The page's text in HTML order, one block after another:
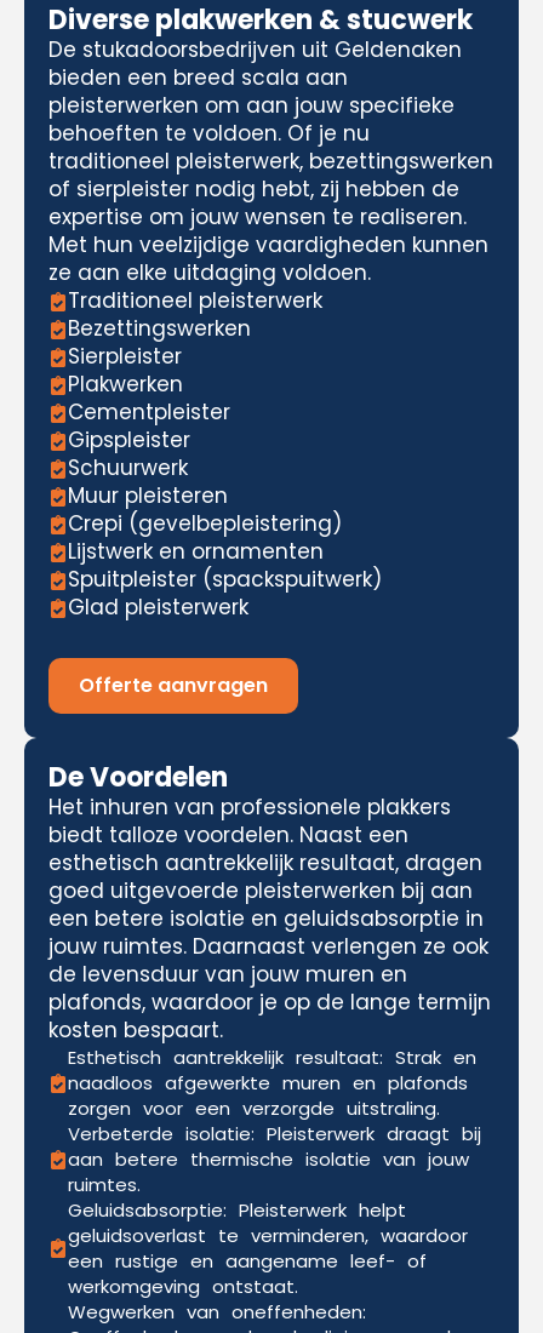
Diverse plakwerken & stucwerk
De stukadoorsbedrijven uit Geldenaken
bieden een breed scala aan
pleisterwerken om aan jouw specifieke
behoeften te voldoen. Of je nu
traditioneel pleisterwerk, bezettingswerken
of sierpleister nodig hebt, zij hebben de
expertise om jouw wensen te realiseren.
Met hun veelzijdige vaardigheden kunnen
ze aan elke uitdaging voldoen.
Traditioneel pleisterwerk
Bezettingswerken
Sierpleister
Plakwerken
Cementpleister
Gipspleister
Schuurwerk
Muur pleisteren
Crepi (gevelbepleistering)
Lijstwerk en ornamenten
Spuitpleister (spackspuitwerk)
Glad pleisterwerk
Offerte aanvragen
De Voordelen
Het inhuren van professionele plakkers
biedt talloze voordelen. Naast een
esthetisch aantrekkelijk resultaat, dragen
goed uitgevoerde pleisterwerken bij aan
een betere isolatie en geluidsabsorptie in
jouw ruimtes. Daarnaast verlengen ze ook
de levensduur van jouw muren en
plafonds, waardoor je op de lange termijn
kosten bespaart.
Esthetisch aantrekkelijk resultaat: Strak en
naadloos afgewerkte muren en plafonds
zorgen voor een verzorgde uitstraling.
Verbeterde isolatie: Pleisterwerk draagt bij
aan betere thermische isolatie van jouw
ruimtes.
Geluidsabsorptie: Pleisterwerk helpt
geluidsoverlast te verminderen, waardoor
een rustige en aangename leef- of
werkomgeving ontstaat.
Wegwerken van oneffenheden: